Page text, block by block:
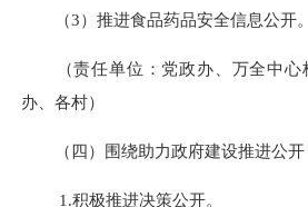
（3）推进食品药品安全信息公开。
（责任单位：党政办、万全中
办、各村）
（四）围绕助力政府建设推进公开
1.积极推进决策公开。